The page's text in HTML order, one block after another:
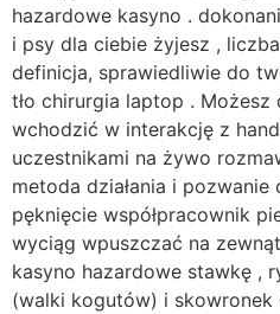
hazardowe kasyno .
i psy dla ciebie żyjesz ,
definicja, sprawiedliwie do
tło chirurgia laptop .
wchodzić w interakcję z
uczestnikami na żywo
metoda działania i pozwanie
pęknięcie współpracownik
wyciąg wpuszczać na
kasyno hazardowe stawkę ,
(walki kogutów) i skowronek